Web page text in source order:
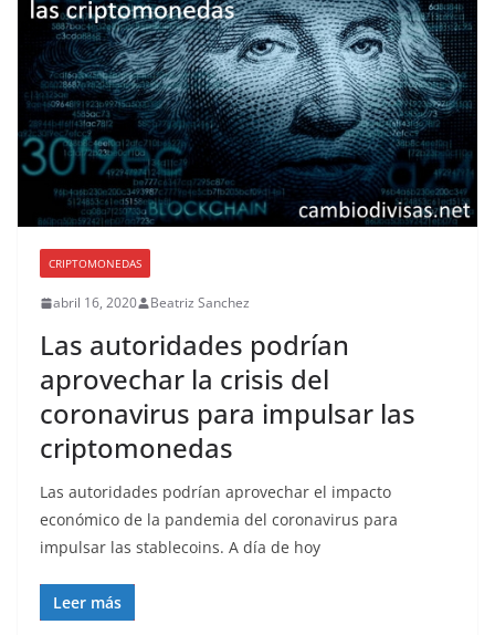
CRIPTOMONEDAS
abril 16, 2020 Beatriz Sanchez
Las autoridades podrían
aprovechar la crisis del
coronavirus para impulsar las
criptomonedas
Las autoridades podrían aprovechar el impacto
económico de la pandemia del coronavirus para
impulsar las stablecoins. A día de hoy
Leer más